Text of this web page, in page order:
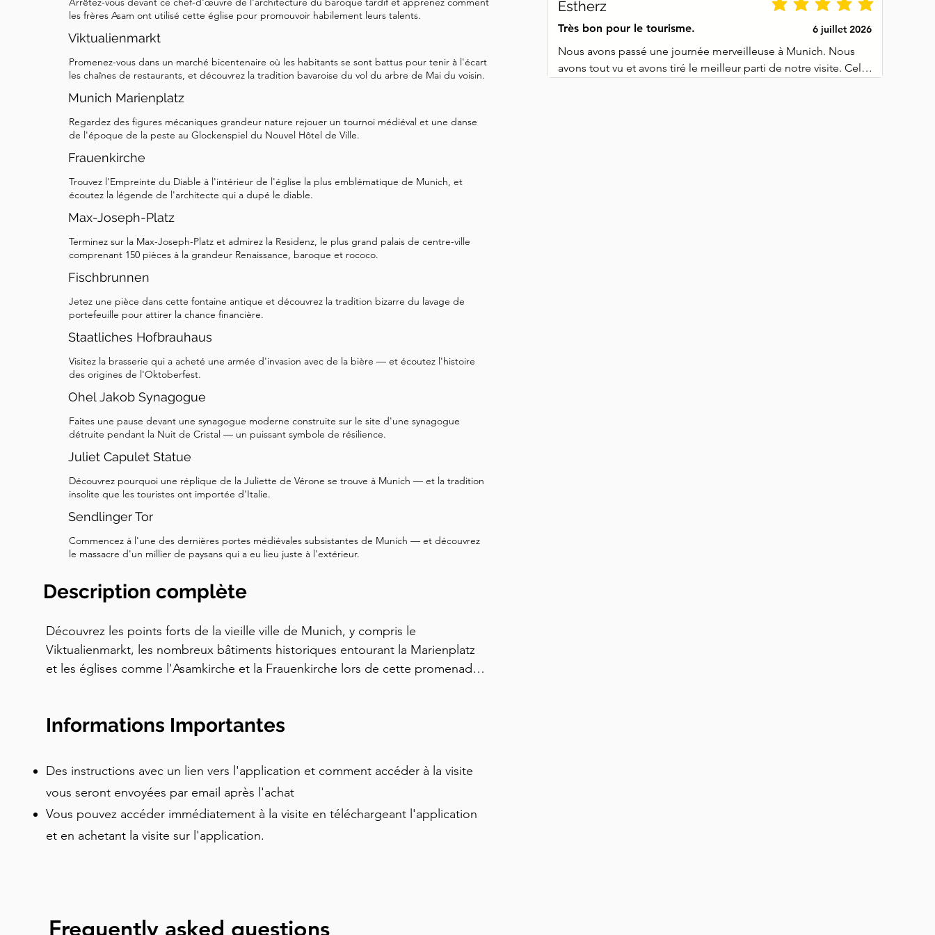
les frères Asam ont utilisé cette église pour promouvoir habilement leurs talents.
Viktualienmarkt
Promenez-vous dans un marché bicentenaire où les habitants se sont battus pour tenir à l'écart
les chaînes de restaurants, et découvrez la tradition bavaroise du vol du arbre de Mai du voisin.
Munich Marienplatz
Regardez des figures mécaniques grandeur nature rejouer un tournoi médiéval et une danse
de l'époque de la peste au Glockenspiel du Nouvel Hôtel de Ville.
Frauenkirche
Trouvez l'Empreinte du Diable à l'intérieur de l'église la plus emblématique de Munich, et
écoutez la légende de l'architecte qui a dupé le diable.
Max-Joseph-Platz
Terminez sur la Max-Joseph-Platz et admirez la Residenz, le plus grand palais de centre-ville
comprenant 150 pièces à la grandeur Renaissance, baroque et rococo.
Fischbrunnen
Jetez une pièce dans cette fontaine antique et découvrez la tradition bizarre du lavage de
portefeuille pour attirer la chance financière.
Staatliches Hofbrauhaus
Visitez la brasserie qui a acheté une armée d'invasion avec de la bière — et écoutez l'histoire
des origines de l'Oktoberfest.
Ohel Jakob Synagogue
Faites une pause devant une synagogue moderne construite sur le site d'une synagogue
détruite pendant la Nuit de Cristal — un puissant symbole de résilience.
Juliet Capulet Statue
Découvrez pourquoi une réplique de la Juliette de Vérone se trouve à Munich — et la tradition
insolite que les touristes ont importée d'Italie.
Sendlinger Tor
Commencez à l'une des dernières portes médiévales subsistantes de Munich — et découvrez
le massacre d'un millier de paysans qui a eu lieu juste à l'extérieur.
Estherz
Très bon pour le tourisme. 6 juillet 2026
Nous avons passé une journée merveilleuse à Munich. Nous
avons tout vu et avons tiré le meilleur parti de notre visite. Cela
Description complète
Découvrez les points forts de la vieille ville de Munich, y compris le
Viktualienmarkt, les nombreux bâtiments historiques entourant la Marienplatz
et les églises comme l'Asamkirche et la Frauenkirche lors de cette promenade
ont façonné cette ville. Cette visite est l'orientation parfaite pour ceux qui
vieille ville.
Informations Importantes
Des instructions avec un lien vers l'application et comment accéder à la visite
vous seront envoyées par email après l'achat
Vous pouvez accéder immédiatement à la visite en téléchargeant l'application
et en achetant la visite sur l'application.
Frequently asked questions